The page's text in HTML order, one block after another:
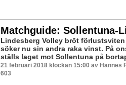
Matchguide: Sollentuna-
Lindesberg Volley bröt
söker nu sin andra raka vinst. På
ställs laget mot Sollentuna på
21 februari 2018 klockan 15:00 av Hannes
603